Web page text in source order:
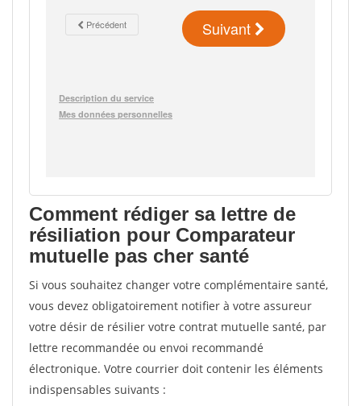
Comment rédiger sa lettre de
résiliation pour Comparateur
mutuelle pas cher santé
Si vous souhaitez changer votre complémentaire santé,
vous devez obligatoirement notifier à votre assureur
votre désir de résilier votre contrat mutuelle santé, par
lettre recommandée ou envoi recommandé
électronique. Votre courrier doit contenir les éléments
indispensables suivants :